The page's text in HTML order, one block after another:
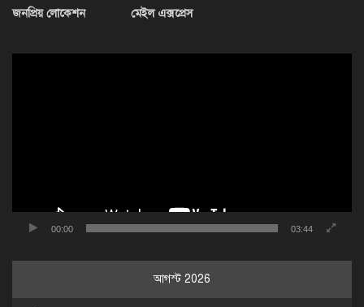
জনপ্রিয় লোকেশন
মেইল এক্সপ্রেস
00:00 03:44
আগস্ট 2026